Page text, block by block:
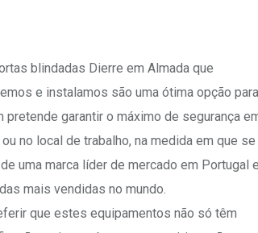
blindadas Dierre em Almada que
e instalamos são uma ótima opção para
pretende garantir o máximo de segurança
no local de trabalho, na medida em que se
uma marca líder de mercado em Portugal e
mais vendidas no mundo.
que estes equipamentos não só têm